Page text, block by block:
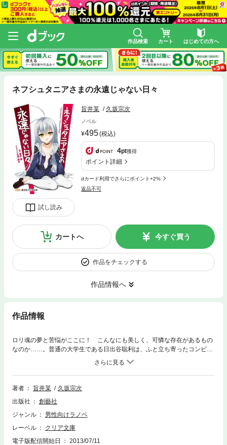
作品検索 カート はじめての方へ
ネフシュタニアさまの永遠じゃない日々
試し読み
旨井某 久坂宗次
ノベル
495(税込)
4pt獲得
ポイント詳細
dカード利用でさらにポイント+2%
返品不可
カートへ 今すぐ買う
作品をチェックする
作品情報へ
作品情報
ロリ魂の夢と苦悩がここに！ こんなにも美しく、可憐な存在があるもの
なのか……。普通の大学生である日出谷聡利は、ふと立ち寄ったコンビニ
で見かけた超絶美少女ネフシュタニアに、何故か結婚を申し込まれる！ 実
はロリコンだった聡利は狂喜乱舞するものの、少女の特殊体質が判明し永
遠の問題に苦しむことに。さらにはナイスバディな幼馴染、元気一杯＆ク
ールなメイド姉妹まで一緒に住むことになり大騒動！ イエス・ロリコン、
著者 旨井某
久坂宗次
出版社
創藝社
ジャンル
男性向けラノベ
レーベル
クリア文庫
電子版配信開始日
2013/07/11